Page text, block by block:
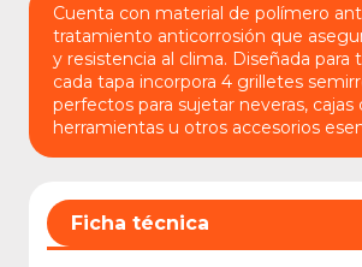
Cuenta con material de polímero
tratamiento anticorrosión que
y resistencia al clima. Diseñada para
cada tapa incorpora 4 grilletes
perfectos para sujetar neveras, cajas
herramientas u otros accesorios
Ficha técnica